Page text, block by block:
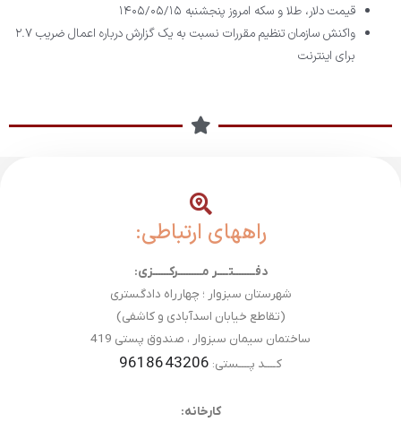
قیمت دلار، طلا و سکه امروز پنجشنبه ۱۴۰۵/۰۵/۱۵
واکنش سازمان تنظیم مقررات نسبت به یک گزارش درباره اعمال ضریب ۲.۷
برای اینترنت
راههای ارتباطی:
دفــــــــتــــر مـــــــــرکــــــزی:
شهرستان سبزوار ؛ چهارراه دادگستری
(تقاطع خیابان اسدآبادی و کاشفی)
ساختمان سیمان سبزوار ، صندوق پستی 419
کــــد پــــستی: 9618643206
کارخانه: